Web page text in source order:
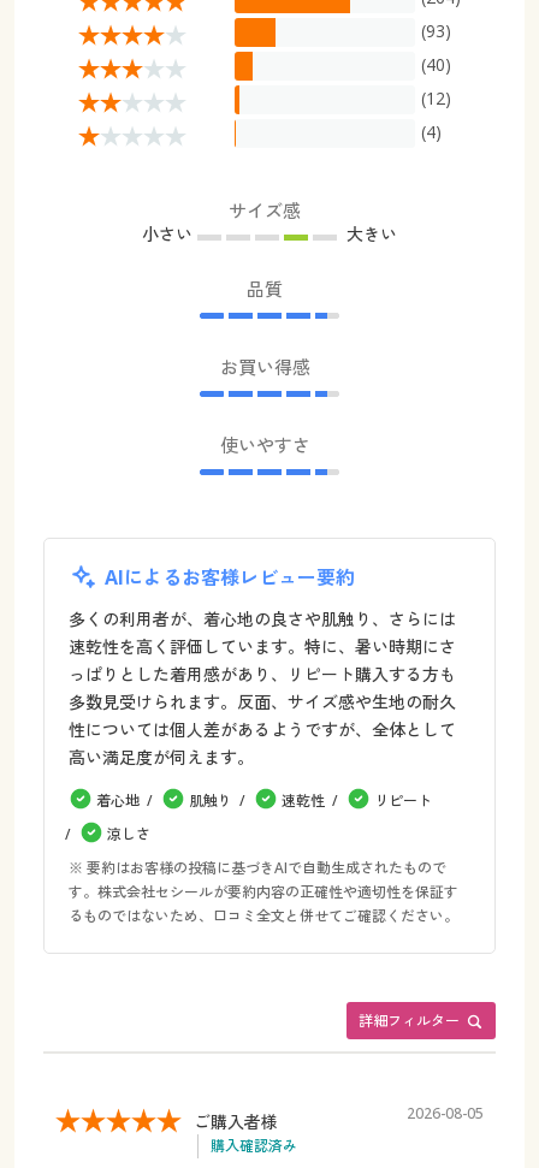
(93)
(40)
(12)
(4)
サイズ感
小さい 大きい
品質
お買い得感
使いやすさ
AIによるお客様レビュー要約
多くの利用者が、着心地の良さや肌触り、さらには
速乾性を高く評価しています。特に、暑い時期にさ
っぱりとした着用感があり、リピート購入する方も
多数見受けられます。反面、サイズ感や生地の耐久
性については個人差があるようですが、全体として
高い満足度が伺えます。
着心地 肌触り 速乾性
リピート
涼しさ
※ 要約はお客様の投稿に基づきAIで自動生成されたもので
す。株式会社セシールが要約内容の正確性や適切性を保証す
るものではないため、口コミ全文と併せてご確認ください。
詳細フィルター
ご購入者様
購入確認済み
2026-08-05